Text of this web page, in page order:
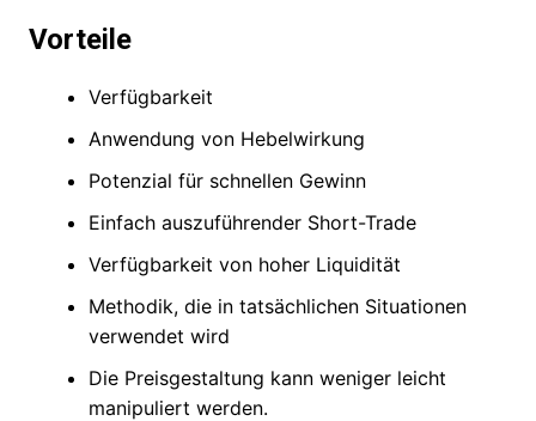
Vorteile
Verfügbarkeit
Anwendung von Hebelwirkung
Potenzial für schnellen Gewinn
Einfach auszuführender Short-Trade
Verfügbarkeit von hoher Liquidität
Methodik, die in tatsächlichen Situationen
verwendet wird
Die Preisgestaltung kann weniger leicht
manipuliert werden.